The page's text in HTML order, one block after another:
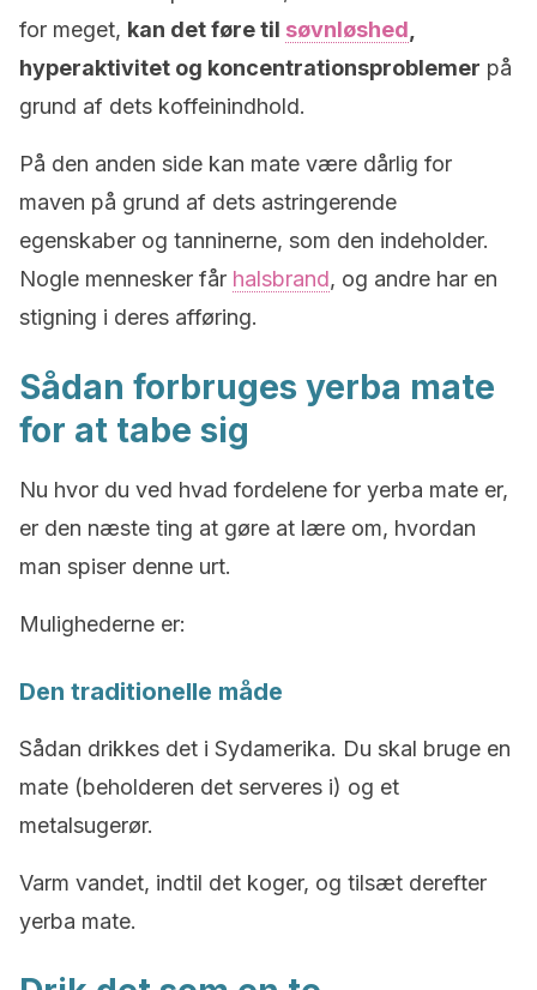
for meget, kan det føre til søvnløshed
hyperaktivitet og koncentrationsproblemer på
grund af dets koffeinindhold.
På den anden side kan mate være dårlig for
maven på grund af dets astringerende
egenskaber og tanninerne, som den indeholder.
Nogle mennesker får halsbrand, og andre har en
stigning i deres afføring.
Sådan forbruges yerba mate
for at tabe sig
Nu hvor du ved hvad fordelene for yerba mate er,
er den næste ting at gøre at lære om, hvordan
man spiser denne urt.
Mulighederne er:
Den traditionelle måde
Sådan drikkes det i Sydamerika. Du skal bruge en
mate (beholderen det serveres i) og et
metalsugerør.
Varm vandet, indtil det koger, og tilsæt derefter
yerba mate.